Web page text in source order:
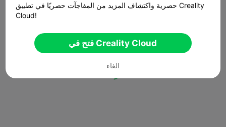
حصرية واكتشاف المزيد من المفاجآت حصريًا في تطبيق Creality
Cloud!
فتح في Creality Cloud
الغاء